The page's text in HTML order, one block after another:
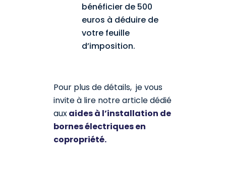
bénéficier de 500
euros à déduire de
votre feuille
d’imposition.
Pour plus de détails, je vous
invite à lire notre article dédié
auxaides à l’installation de
bornes électriques en
copropriété.